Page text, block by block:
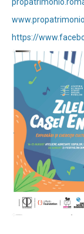
https://